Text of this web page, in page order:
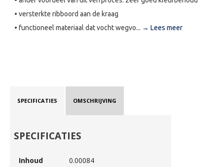
• versterkte ribboord aan de kraag
• functioneel materiaal dat vocht wegvo... → Lees meer
SPECIFICATIES OMSCHRIJVING
SPECIFICATIES
Inhoud 0.00084